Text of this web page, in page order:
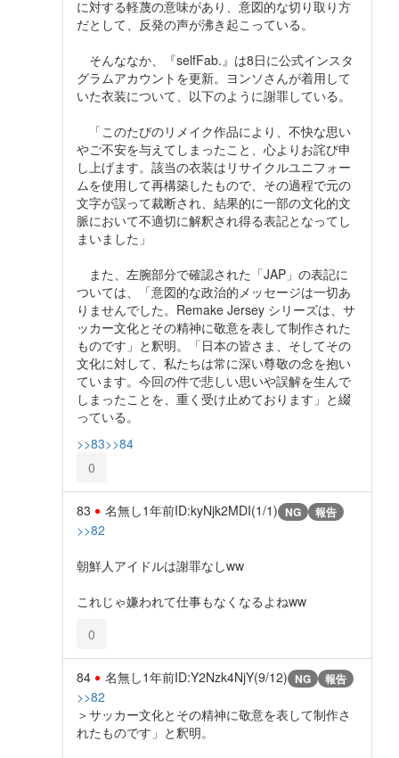
に対する軽蔑の意味があり、意図的な切り取り方
だとして、反発の声が沸き起こっている。
そんななか、『selfFab.』は8日に公式インスタ
グラムアカウントを更新。ヨンソさんが着用して
いた衣装について、以下のように謝罪している。
「このたびのリメイク作品により、不快な思い
やご不安を与えてしまったこと、心よりお詫び申
し上げます。該当の衣装はリサイクルユニフォー
ムを使用して再構築したもので、その過程で元の
文字が誤って裁断され、結果的に一部の文化的文
脈において不適切に解釈され得る表記となってし
まいました」
また、左腕部分で確認された「JAP」の表記に
ついては、「意図的な政治的メッセージは一切あ
りませんでした。Remake Jersey シリーズは、サ
ッカー文化とその精神に敬意を表して制作された
ものです」と釈明。「日本の皆さま、そしてその
文化に対して、私たちは常に深い尊敬の念を抱い
ています。今回の件で悲しい思いや誤解を生んで
しまったことを、重く受け止めております」と綴
っている。
>>83>>84
0
83 名無し1年前ID:kyNjk2MDI(1/1) NG 報告
>>82
朝鮮人アイドルは謝罪なしww
これじゃ嫌われて仕事もなくなるよねww
0
84 名無し1年前ID:Y2Nzk4NjY(9/12) NG 報告
>>82
＞サッカー文化とその精神に敬意を表して制作さ
れたものです」と釈明。